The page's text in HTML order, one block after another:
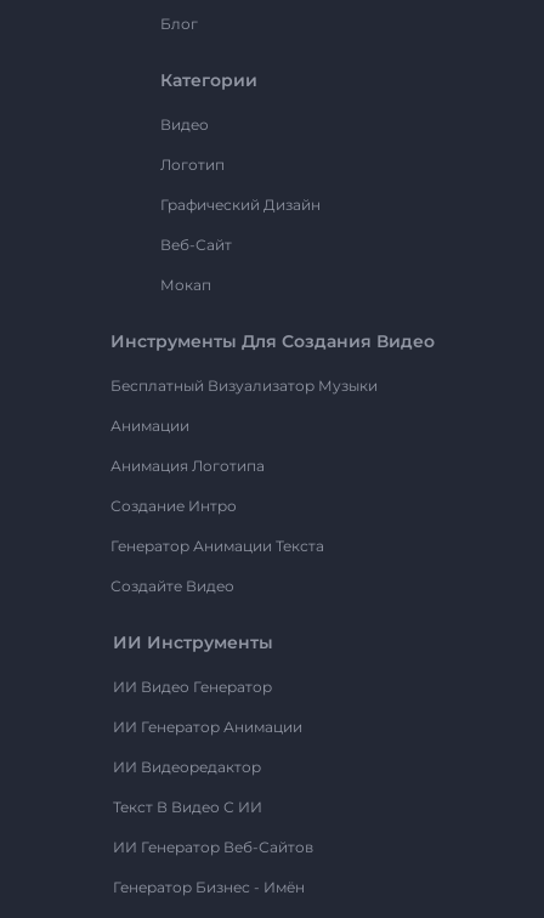
Блог
Категории
Видео
Логотип
Графический Дизайн
Веб-Сайт
Мокап
Инструменты Для Создания Видео
Бесплатный Визуализатор Музыки
Анимации
Анимация Логотипа
Создание Интро
Генератор Анимации Текста
Создайте Видео
ИИ Инструменты
ИИ Видео Генератор
ИИ Генератор Анимации
ИИ Видеоредактор
Текст В Видео С ИИ
ИИ Генератор Веб-Сайтов
Генератор Бизнес - Имён